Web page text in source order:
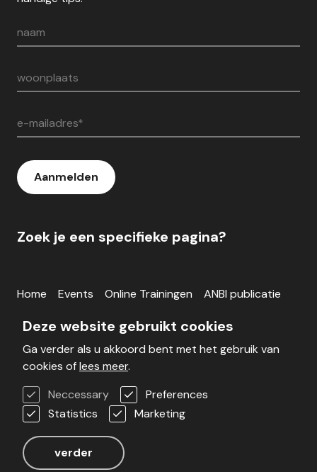
naam
woonplaats
e-mailadres*
Aanmelden
Zoek je een specifieke pagina?
Home Events Online Trainingen
ANBI publicatie
Inloggen
Blog
Werken bij
Veelgestelde vragen
Deze website gebruikt cookies
Ga verder als u akkoord bent met het gebruik van
cookies oflees meer.
Neccessary
Preferences
Statistics
Marketing
verder